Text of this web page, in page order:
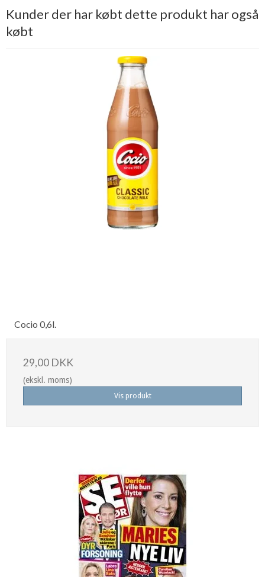
Kunder der har købt dette produkt har også
købt
Cocio 0,6l.
29,00 DKK
(ekskl. moms)
Vis produkt